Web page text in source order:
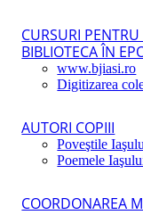
CURSURI
BIBLIOTECA ÎN
www.bjiasi.ro
Digitizarea
AUTORI COPIII
Poveştile
Poemele
COORDONAREA